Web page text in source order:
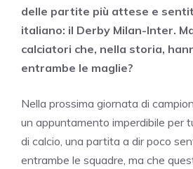
delle partite più attese e
italiano: il Derby Milan-Inter.
calciatori che, nella storia,
entrambe le maglie?
Nella prossima giornata di
un appuntamento imperdibile per
di calcio, una partita a dir poco
entrambe le squadre, ma che